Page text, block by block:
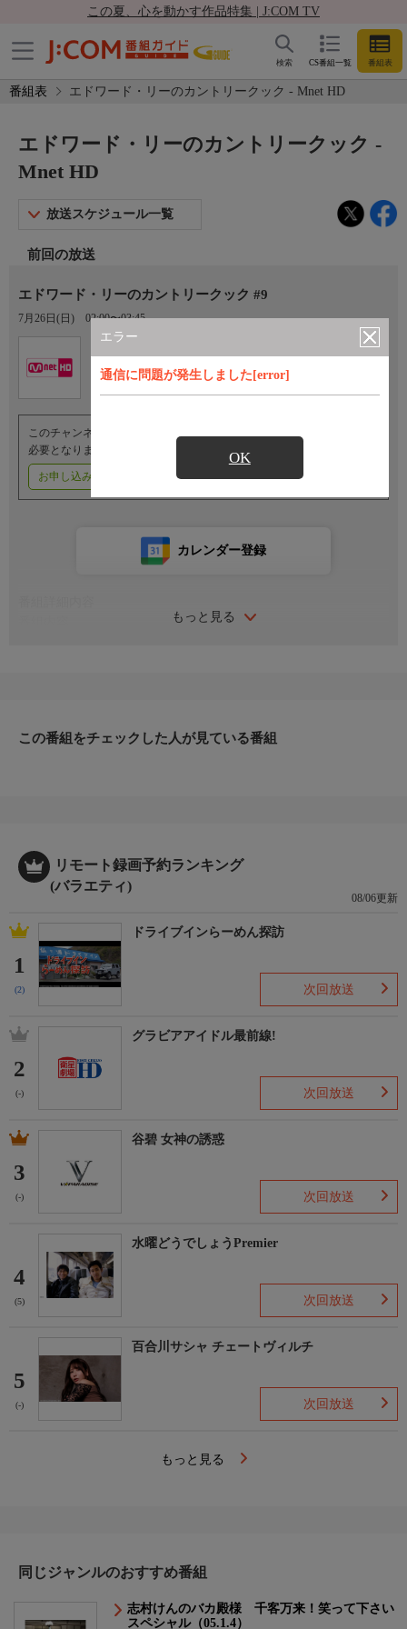
この夏、心を動かす作品特集 | J:COM TV
CS番組一覧 番組表
検索
番組表 エドワード・リーのカントリークック - Mnet HD
エラー
通信に問題が発生しました[error]
OK
エドワード・リーのカントリークック -
Mnet HD
放送スケジュール一覧
前回の放送
エドワード・リーのカントリークック #9
7月26日(日) 02:00〜03:45
このチャンネルのご視聴には、オプションチャンネル(有料)のご契約が
必要となります。
お申し込みはこちら ご利用料金はこちら
もっと見る
カレンダー登録
きるのか？
この番組をチェックした人が見ている番組
リモート録画予約ランキング
(バラエティ)
08/06更新
1
(2)
ドライブインらーめん探訪
次回放送
2
(-)
グラビアアイドル最前線!
次回放送
3
(-)
谷碧 女神の誘惑
次回放送
4
(5)
水曜どうでしょうPremier
次回放送
5
(-)
百合川サシャ チェートヴィルチ
次回放送
もっと見る
同じジャンルのおすすめ番組
志村けんのバカ殿様 千客万来！笑って下さい
スペシャル（05.1.4）